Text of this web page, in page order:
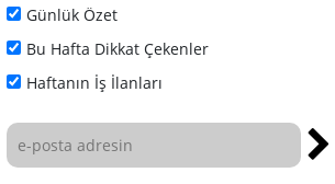
Günlük Özet
Bu Hafta Dikkat Çekenler
Haftanın İş İlanları